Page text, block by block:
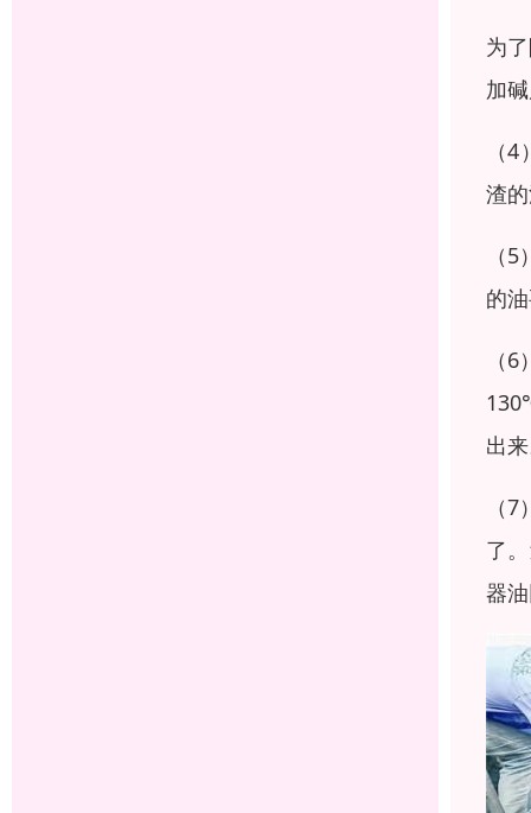
为
加
（
渣
（
的
（
出
（
了
器